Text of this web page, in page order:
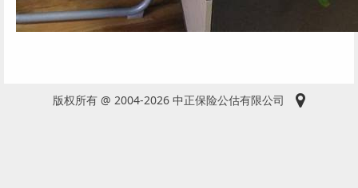
版权所有 @ 2004-2026 中正保险公估有限公司